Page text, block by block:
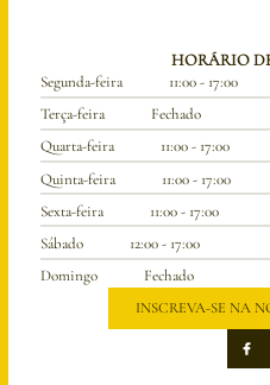
HORÁRIO
Segunda-feira
11:00 - 17:00
Terça-feira
Fechado
Quarta-feira
11:00 - 17:00
Quinta-feira
11:00 - 17:00
Sexta-feira
11:00 - 17:00
Sábado
12:00 - 17:00
Domingo
Fechado
INSCREVA-SE NA